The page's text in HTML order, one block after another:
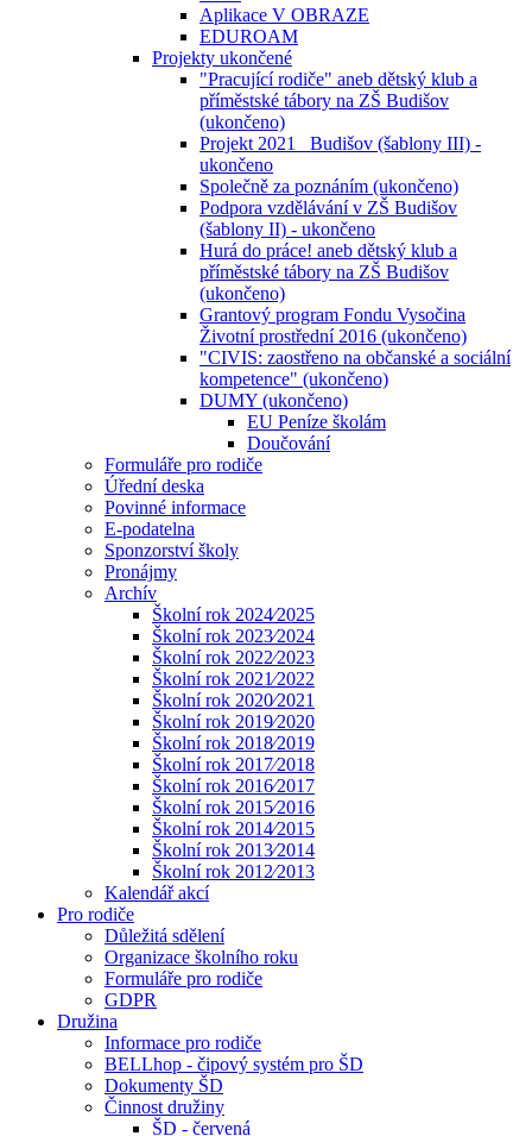
Aplikace V OBRAZE
EDUROAM
Projekty ukončené
"Pracující rodiče" aneb dětský klub a
příměstské tábory na ZŠ Budišov
(ukončeno)
Projekt 2021_ Budišov (šablony III) -
ukončeno
Společně za poznáním (ukončeno)
Podpora vzdělávání v ZŠ Budišov
(šablony II) - ukončeno
Hurá do práce! aneb dětský klub a
příměstské tábory na ZŠ Budišov
(ukončeno)
Grantový program Fondu Vysočina
Životní prostřední 2016 (ukončeno)
"CIVIS: zaostřeno na občanské a sociální
kompetence" (ukončeno)
DUMY (ukončeno)
EU Peníze školám
Doučování
Formuláře pro rodiče
Úřední deska
Povinné informace
E-podatelna
Sponzorství školy
Pronájmy
Archív
Školní rok 2024⁄2025
Školní rok 2023⁄2024
Školní rok 2022⁄2023
Školní rok 2021⁄2022
Školní rok 2020⁄2021
Školní rok 2019⁄2020
Školní rok 2018⁄2019
Školní rok 2017⁄2018
Školní rok 2016⁄2017
Školní rok 2015⁄2016
Školní rok 2014⁄2015
Školní rok 2013⁄2014
Školní rok 2012⁄2013
Kalendář akcí
Pro rodiče
Důležitá sdělení
Organizace školního roku
Formuláře pro rodiče
GDPR
Družina
Informace pro rodiče
BELLhop - čipový systém pro ŠD
Dokumenty ŠD
Činnost družiny
ŠD - červená